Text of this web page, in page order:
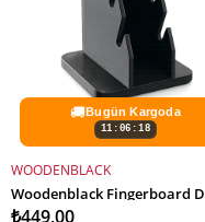
🚚Bugün Kargoda
11:06:16
SEPETE EKLE
WOODENBLACK
₺449,00